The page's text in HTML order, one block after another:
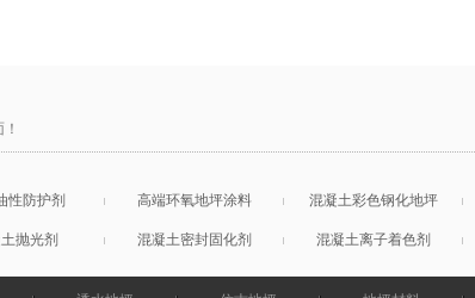
性防护剂 高端环氧地坪涂料 混凝土彩色钢化地坪
抛光剂 混凝土密封固化剂 混凝土离子着色剂